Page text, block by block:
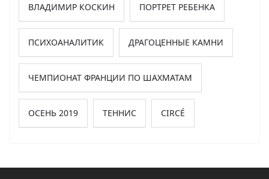
ВЛАДИМИР КОСКИН ПОРТРЕТ РЕБЕНКА
ПСИХОАНАЛИТИК ДРАГОЦЕННЫЕ КАМНИ
ЧЕМПИОНАТ ФРАНЦИИ ПО ШАХМАТАМ
ОСЕНЬ 2019 ТЕННИС CIRCÉ